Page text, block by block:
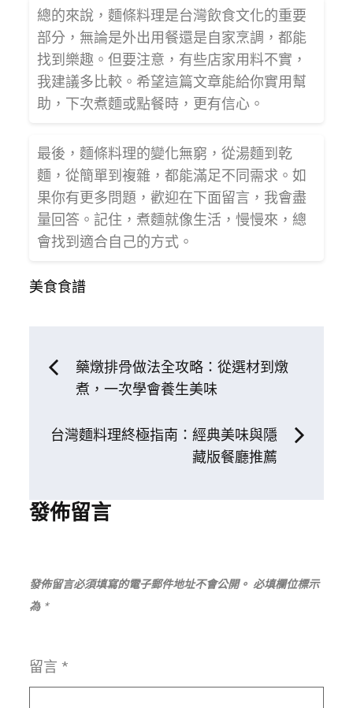
總的來說，麵條料理是台灣飲食文化的重要
部分，無論是外出用餐還是自家烹調，都能
找到樂趣。但要注意，有些店家用料不實，
我建議多比較。希望這篇文章能給你實用幫
助，下次煮麵或點餐時，更有信心。
最後，麵條料理的變化無窮，從湯麵到乾
麵，從簡單到複雜，都能滿足不同需求。如
果你有更多問題，歡迎在下面留言，我會盡
量回答。記住，煮麵就像生活，慢慢來，總
會找到適合自己的方式。
美食食譜
文
覽
藥燉排骨做法全攻略：從選材到燉
煮，一次學會養生美味
台灣麵料理終極指南：經典美味與隱
藏版餐廳推薦
發佈留言
發佈留言必須填寫的電子郵件地址不會公開。 必填欄位標示
為 *
留言 *